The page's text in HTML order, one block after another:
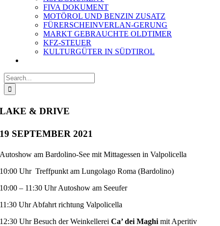
FIVA DOKUMENT
MOTÖROL UND BENZIN ZUSATZ
FÜRERSCHEINVERLAN-GERUNG
MARKT GEBRAUCHTE OLDTIMER
KFZ-STEUER
KULTURGÜTER IN SÜDTIROL
Search
for:
LAKE & DRIVE
19 SEPTEMBER 2021
Autoshow am Bardolino-See mit Mittagessen in Valpolicella
10:00 Uhr Treffpunkt am Lungolago Roma (Bardolino)
10:00 – 11:30 Uhr Autoshow am Seeufer
11:30 Uhr Abfahrt richtung Valpolicella
12:30 Uhr Besuch der WeinkellereiCa’ dei Maghimit Aperitiv